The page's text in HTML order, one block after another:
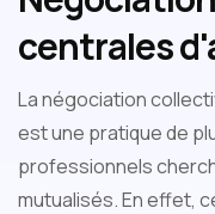
centrales
La négociation
est une pratique de
professionnels
mutualisés. En effet,